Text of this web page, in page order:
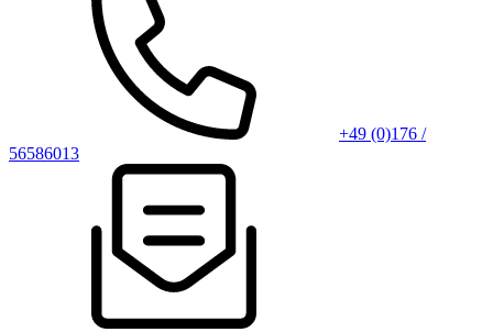
+49 (0)176 /
56586013